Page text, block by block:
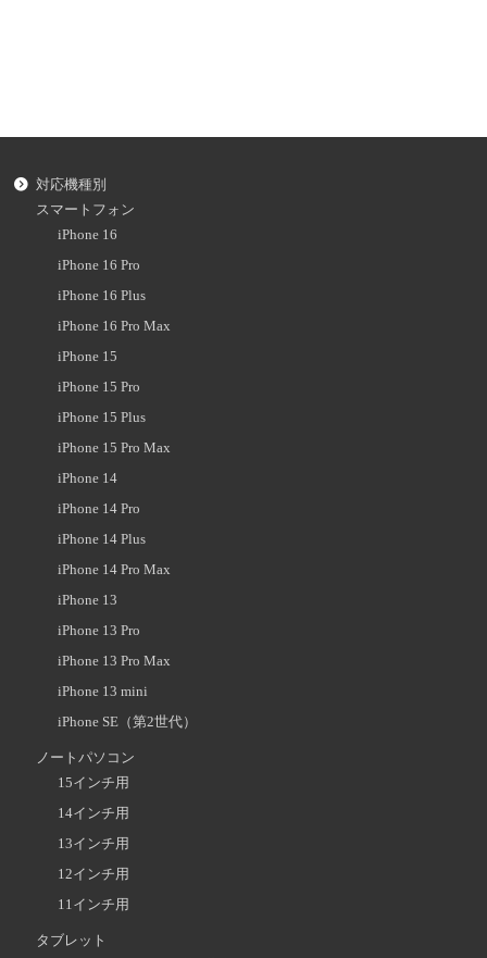
対応機種別
スマートフォン
iPhone 16
iPhone 16 Pro
iPhone 16 Plus
iPhone 16 Pro Max
iPhone 15
iPhone 15 Pro
iPhone 15 Plus
iPhone 15 Pro Max
iPhone 14
iPhone 14 Pro
iPhone 14 Plus
iPhone 14 Pro Max
iPhone 13
iPhone 13 Pro
iPhone 13 Pro Max
iPhone 13 mini
iPhone SE（第2世代）
ノートパソコン
15インチ用
14インチ用
13インチ用
12インチ用
11インチ用
タブレット